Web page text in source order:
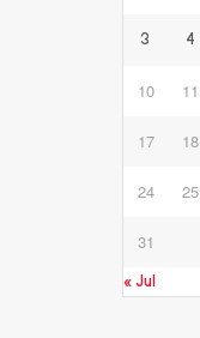
3 4
10 11
17 18
24 25
31
« Jul